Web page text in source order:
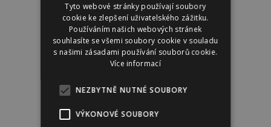
Tyto webové stránky používají soubory
cookie ke zlepšení uživatelského zážitku.
Používáním našich webových stránek
souhlasíte se všemi soubory cookie v souladu
s našimi zásadami používání souborů cookie.
Více informací
NEZBYTNĚ NUTNÉ SOUBORY
VÝKONOVÉ SOUBORY